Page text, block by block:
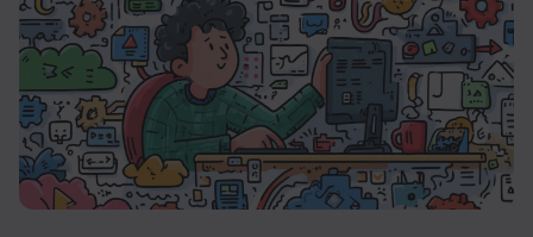
Менеджмент
Иностранные языки
Soft Skills
ДПО